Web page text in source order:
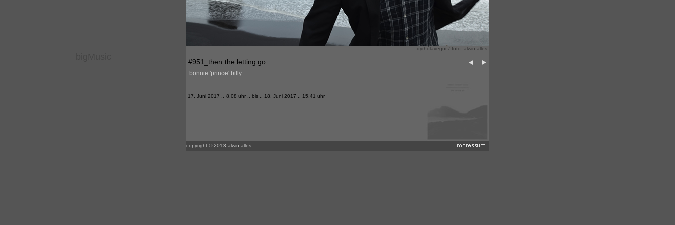
dyrhólavegur / foto: alwin alles
#951_then the letting go
bonnie 'prince' billy
17. Juni 2017 .. 8.08 uhr .. bis .. 18. Juni 2017 .. 15.41 uhr
copyright © 2013 alwin alles